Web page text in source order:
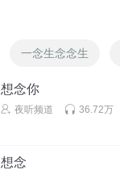
一念生念念生
想念你
夜听频道 36.72万
想念